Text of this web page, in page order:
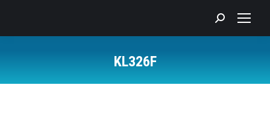
Search:
KL326F